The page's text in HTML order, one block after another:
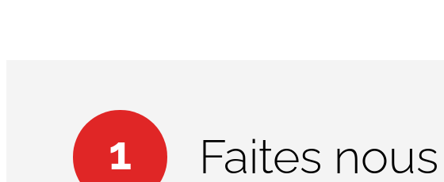
1 Faites